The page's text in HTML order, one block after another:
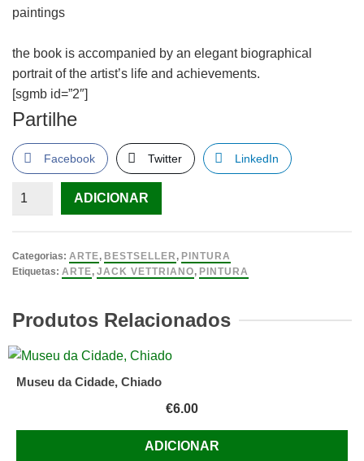
paintings
the book is accompanied by an elegant biographical
portrait of the artist’s life and achievements.
[sgmb id=”2″]
Partilhe
Facebook Twitter LinkedIn
Quantidade
and
Others
Paintings
Jack
Vettriano
ADICIONAR
Categorias: ARTE, BESTSELLER , PINTURA
Etiquetas: ARTE, JACK VETTRIANO, PINTURA
Produtos Relacionados
Museu da Cidade, Chiado
€6.00
ADICIONAR